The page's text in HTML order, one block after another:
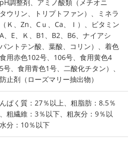
調整剤、アミノ酸類（メチオニ
ウリン、トリプトファン）、ミネラ
Ｋ、Zn、Cｕ、Ca、Ｉ）、ビタミン
、E、Ｋ、B1、B2、B6、ナイアシ
ントテン酸、葉酸、コリン）、着色
用赤色102号、106号、食用黄色4
号、食用青色1号、二酸化チタン）、
止剤（ローズマリー抽出物）
ぱく質：27％以上、粗脂肪：8.5％
粗繊維：3％以下、粗灰分：9％以
分：10％以下